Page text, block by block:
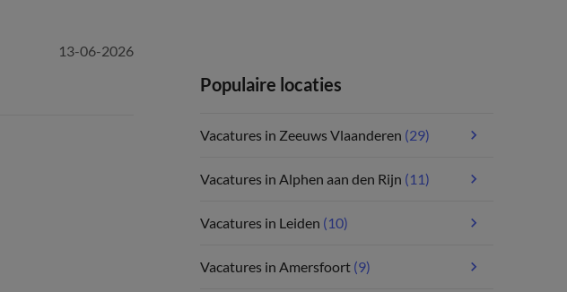
Populaire locaties
Vacatures in Zeeuws Vlaanderen (29)
Vacatures in Alphen aan den Rijn (11)
Vacatures in Leiden (10)
Vacatures in Amersfoort (9)
13-06-2026